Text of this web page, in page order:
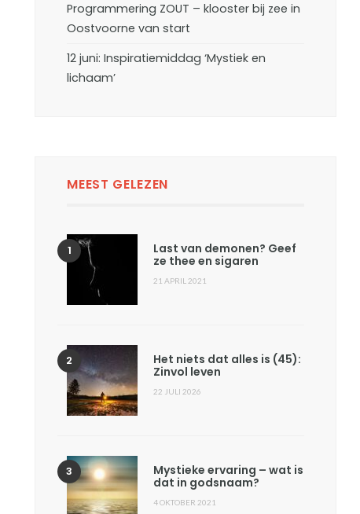
Programmering ZOUT – klooster bij zee in
Oostvoorne van start
12 juni: Inspiratiemiddag ‘Mystiek en
lichaam’
MEEST GELEZEN
Last van demonen? Geef
ze thee en sigaren
21 APRIL 2021
Het niets dat alles is (45):
Zinvol leven
22 JULI 2026
Mystieke ervaring – wat is
dat in godsnaam?
4 OKTOBER 2021